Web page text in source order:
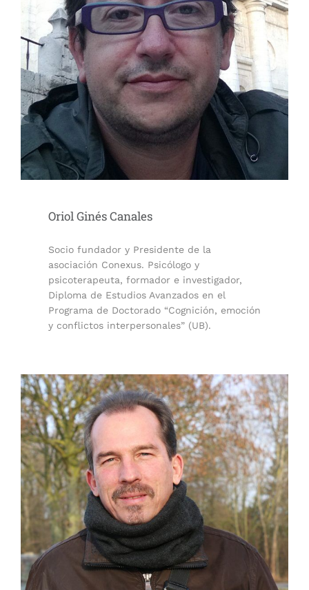
Oriol Ginés Canales
Socio fundador y Presidente de la
asociación Conexus. Psicólogo y
psicoterapeuta, formador e investigador,
Diploma de Estudios Avanzados en el
Programa de Doctorado “Cognición, emoción
y conflictos interpersonales” (UB).